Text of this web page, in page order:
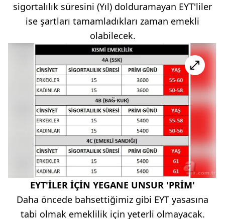
sigortalılık süresini (Yıl) dolduramayan EYT'liler
ise şartları tamamladıkları zaman emekli
olabilecek.
EYT'İLER İÇİN YEGANE UNSUR 'PRİM'
Daha öncede bahsettiğimiz gibi EYT yasasına
tabi olmak emeklilik için yeterli olmayacak.